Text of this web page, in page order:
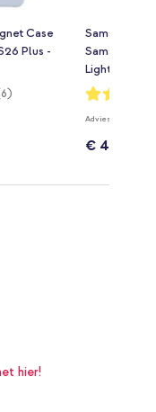
Case
Plus -
Samsung
Samsung
Light Blue
Waardering:
67%
Adviesprijs
€ 48,99
hier!